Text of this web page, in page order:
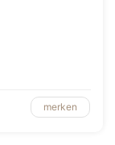
merken